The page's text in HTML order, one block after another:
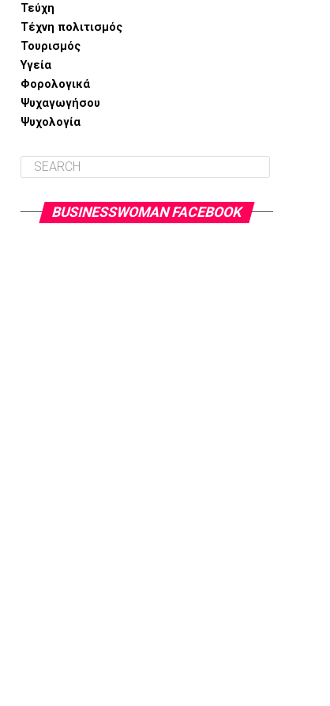
Τεύχη
Τέχνη πολιτισμός
Τουρισμός
Υγεία
Φορολογικά
Ψυχαγωγήσου
Ψυχολογία
BUSINESSWOMAN FACEBOOK